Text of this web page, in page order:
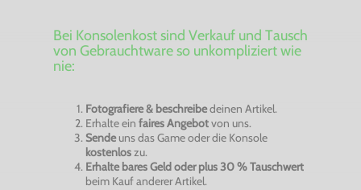
Bei Konsolenkost sind Verkauf und Tausch
von Gebrauchtware so unkompliziert wie
nie:
Fotografiere & beschreibedeinen Artikel.
Erhalte ein faires Angebotvon uns.
Sendeuns das Game oder die Konsole
kostenloszu.
Erhalte bares Geld oder plus 30 % Tauschwert
beim Kauf anderer Artikel.